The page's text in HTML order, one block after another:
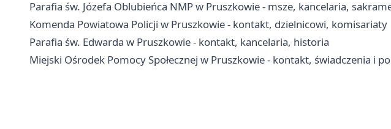
Parafia św. Józefa Oblubieńca NMP w Pruszkowie - msze, kancelaria,
Komenda Powiatowa Policji w Pruszkowie - kontakt, dzielnicowi, komisariaty
Parafia św. Edwarda w Pruszkowie - kontakt, kancelaria, historia
Miejski Ośrodek Pomocy Społecznej w Pruszkowie - kontakt, świadczenia i